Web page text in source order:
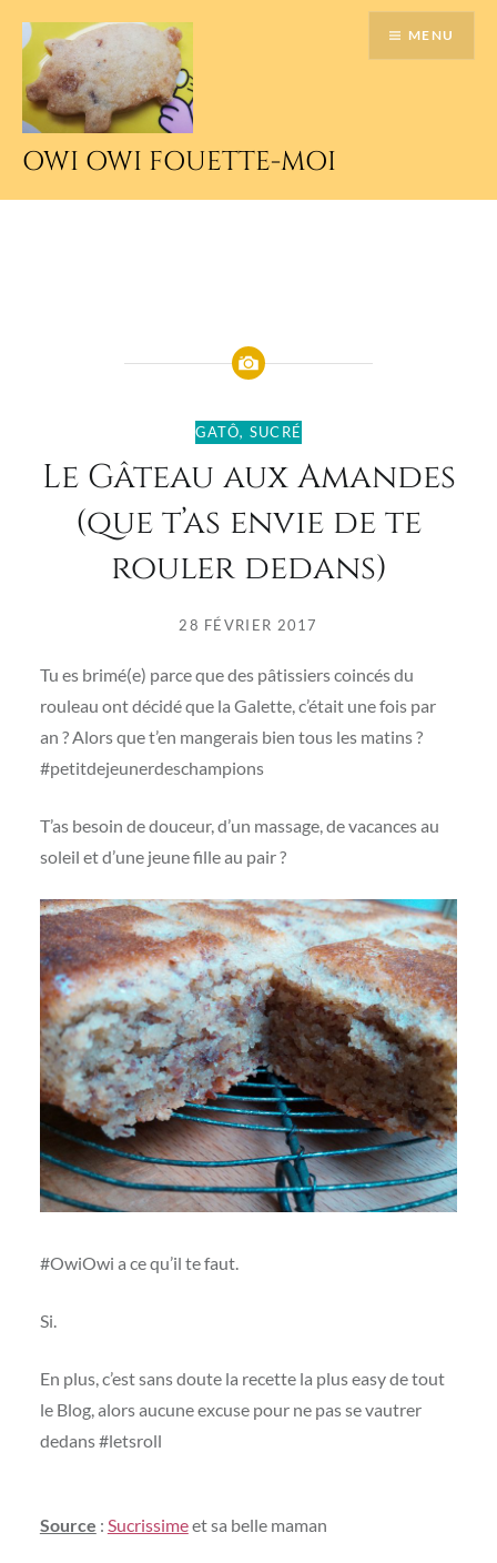
contenu
principal
OWI OWI FOUETTE-MOI
MENU
GATÔ, SUCRÉ
Le Gâteau aux Amandes
(que t’as envie de te
rouler dedans)
28 FÉVRIER 2017
Tu es brimé(e) parce que des pâtissiers coincés du
rouleau ont décidé que la Galette, c’était une fois par
an ? Alors que t’en mangerais bien tous les matins ?
#petitdejeunerdeschampions
T’as besoin de douceur, d’un massage, de vacances au
soleil et d’une jeune fille au pair ?
#OwiOwi a ce qu’il te faut.
Si.
En plus, c’est sans doute la recette la plus easy de tout
le Blog, alors aucune excuse pour ne pas se vautrer
dedans #letsroll
Source : Sucrissimeet sa belle maman